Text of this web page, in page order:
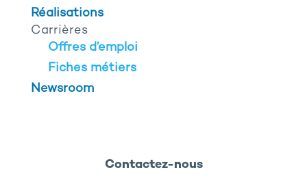
Réalisations
Carrières
Offres d’emploi
Fiches métiers
Newsroom
Contactez-nous